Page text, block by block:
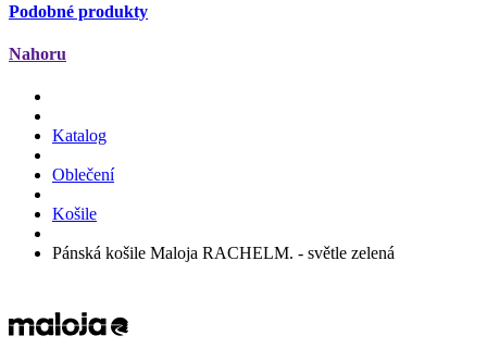
Podobné produkty
Nahoru
Katalog
Oblečení
Košile
Pánská košile Maloja RACHELM. - světle zelená